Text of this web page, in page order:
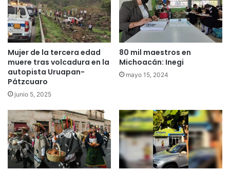
Mujer de la tercera edad
muere tras volcadura en la
autopista Uruapan-
Pátzcuaro
junio 5, 2025
80 mil maestros en
Michoacán: Inegi
mayo 15, 2024